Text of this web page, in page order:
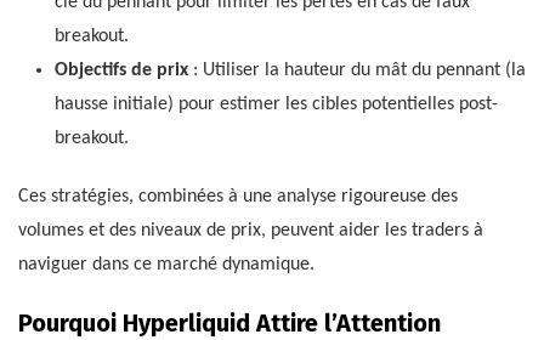
breakout.
Objectifs de prix : Utiliser la hauteur du mât du pennant (la
hausse initiale) pour estimer les cibles potentielles post-
breakout.
Ces stratégies, combinées à une analyse rigoureuse des
volumes et des niveaux de prix, peuvent aider les traders à
naviguer dans ce marché dynamique.
Pourquoi Hyperliquid Attire l’Attention